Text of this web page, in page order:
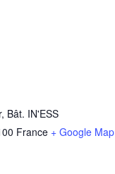
Bât. IN'ESS
France + Google Map